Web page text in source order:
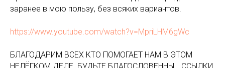
заранее в мою пользу, без всяких вариантов.
https://www.youtube.com/watch?v=MpriLHM6gWc
БЛАГОДАРИМ ВСЕХ КТО ПОМОГАЕТ НАМ В ЭТОМ